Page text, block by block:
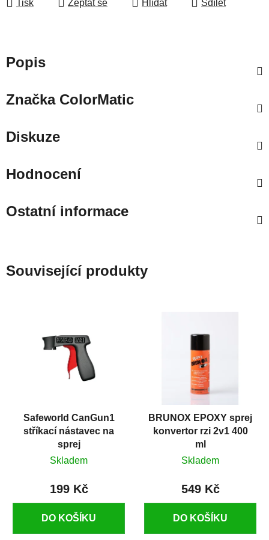
Tisk Zeptat se Hlídat Sdílet
Popis
ZnačkaColorMatic
Diskuze
Hodnocení
Ostatní informace
Související produkty
Safeworld CanGun1
stříkací nástavec na
sprej
Skladem
199 Kč
DO KOŠÍKU
BRUNOX EPOXY sprej
konvertor rzi 2v1 400
ml
Skladem
549 Kč
DO KOŠÍKU